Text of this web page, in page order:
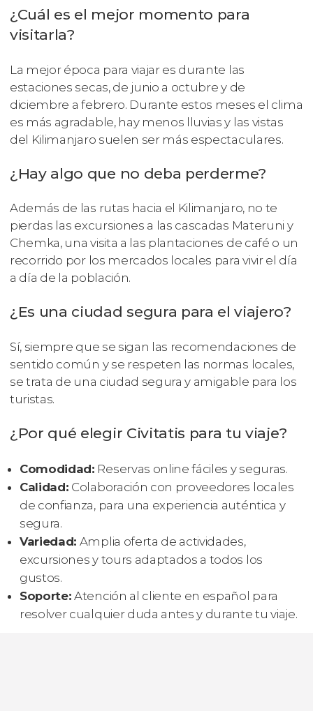
¿Cuál es el mejor momento para
visitarla?
La mejor época para viajar es durante las
estaciones secas, de junio a octubre y de
diciembre a febrero. Durante estos meses el clima
es más agradable, hay menos lluvias y las vistas
del Kilimanjaro suelen ser más espectaculares.
¿Hay algo que no deba perderme?
Además de las rutas hacia el Kilimanjaro, no te
pierdas las excursiones a las cascadas Materuni y
Chemka, una visita a las plantaciones de café o un
recorrido por los mercados locales para vivir el día
a día de la población.
¿Es una ciudad segura para el viajero?
Sí, siempre que se sigan las recomendaciones de
sentido común y se respeten las normas locales,
se trata de una ciudad segura y amigable para los
turistas.
¿Por qué elegir Civitatis para tu viaje?
Comodidad: Reservas online fáciles y seguras.
Calidad: Colaboración con proveedores locales
de confianza, para una experiencia auténtica y
segura.
Variedad: Amplia oferta de actividades,
excursiones y tours adaptados a todos los
gustos.
Soporte: Atención al cliente en español para
resolver cualquier duda antes y durante tu viaje.